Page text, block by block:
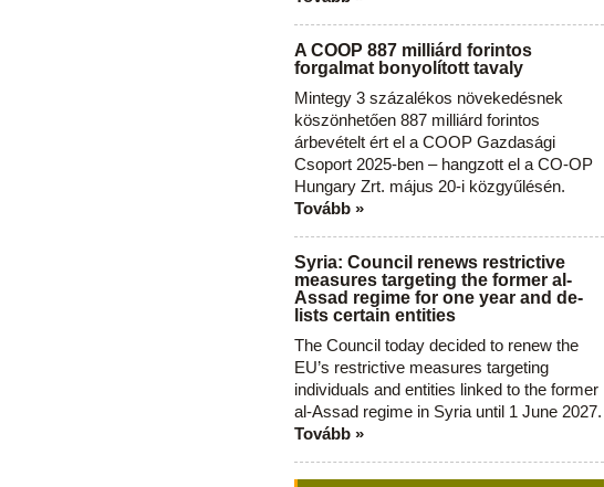
A COOP 887 milliárd forintos
forgalmat bonyolított tavaly
Mintegy 3 százalékos növekedésnek
köszönhetően 887 milliárd forintos
árbevételt ért el a COOP Gazdasági
Csoport 2025-ben – hangzott el a CO-OP
Hungary Zrt. május 20-i közgyűlésén.
Tovább »
Syria: Council renews restrictive
measures targeting the former al-
Assad regime for one year and de-
lists certain entities
The Council today decided to renew the
EU’s restrictive measures targeting
individuals and entities linked to the former
al-Assad regime in Syria until 1 June 2027.
Tovább »